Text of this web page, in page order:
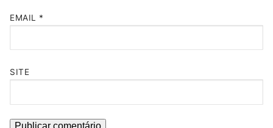
EMAIL *
SITE